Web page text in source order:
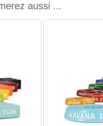
aussi ...